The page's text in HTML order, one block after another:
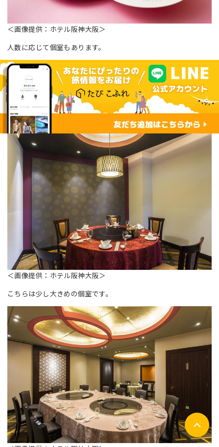
＜画像提供：ホテル阪神大阪＞
人数に応じて個室もあります。
＜画像提供：ホテル阪神大阪＞
こちらは少し大きめの個室です。